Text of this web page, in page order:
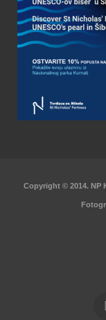
Copyright © 2014.